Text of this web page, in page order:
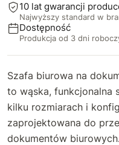
10 lat gwarancji
Najwyższy standard w
Dostępność
Produkcja od 3 dni
Szafa biurowa na
to wąska, funkcjonalna
kilku rozmiarach i
zaprojektowana do
dokumentów biurowych.